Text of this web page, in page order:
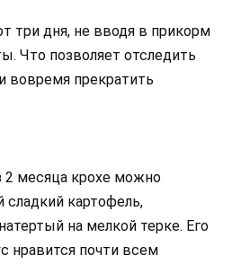
три дня, не вводя в прикорм
Что позволяет отследить
вовремя прекратить
2 месяца крохе можно
сладкий картофель,
на мелкой терке. Его
нравится почти всем